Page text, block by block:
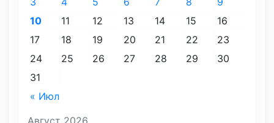
Август 2026
« Июл
10
11 12 13 14 15
16
17
18 19 20 21 22
23
24
25 26 27 28 29
30
31